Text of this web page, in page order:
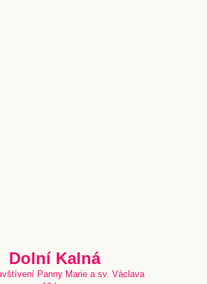
Dolní Kalná
Panny Marie a sv. Václava